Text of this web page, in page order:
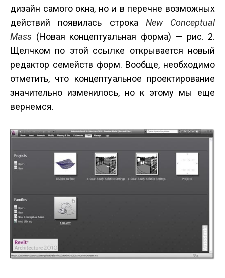
дизайн самого окна, но и в перечне возможных
действий появилась строка New Conceptual
Mass (Новая концептуальная форма) — рис. 2.
Щелчком по этой ссылке открывается новый
редактор семейств форм. Вообще, необходимо
отметить, что концептуальное проектирование
значительно изменилось, но к этому мы еще
вернемся.